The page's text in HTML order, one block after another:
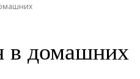
в домашних